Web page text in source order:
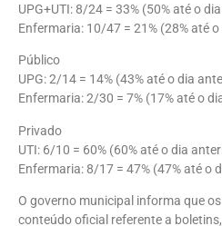
UPG+UTI: 8/24 = 33% (50% até o
Enfermaria: 10/47 = 21% (28% até
Público
UPG: 2/14 = 14% (43% até o dia
Enfermaria: 2/30 = 7% (17% até o
Privado
UTI: 6/10 = 60% (60% até o dia
Enfermaria: 8/17 = 47% (47% até o
O governo municipal informa que
conteúdo oficial referente a